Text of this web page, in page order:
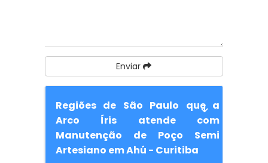
Enviar
Regiões de São Paulo que a
Arco Íris atende com
Manutenção de Poço Semi
Artesiano em Ahú - Curitiba